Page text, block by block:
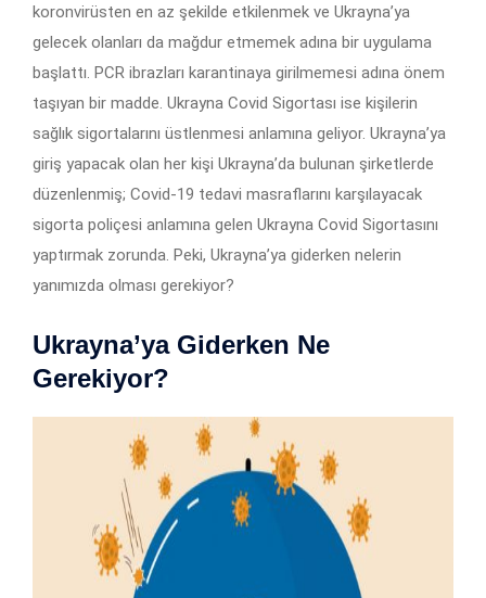
koronvirüsten en az şekilde etkilenmek ve Ukrayna’ya
gelecek olanları da mağdur etmemek adına bir uygulama
başlattı. PCR ibrazları karantinaya girilmemesi adına önem
taşıyan bir madde. Ukrayna Covid Sigortası ise kişilerin
sağlık sigortalarını üstlenmesi anlamına geliyor. Ukrayna’ya
giriş yapacak olan her kişi Ukrayna’da bulunan şirketlerde
düzenlenmiş; Covid-19 tedavi masraflarını karşılayacak
sigorta poliçesi anlamına gelen Ukrayna Covid Sigortasını
yaptırmak zorunda. Peki, Ukrayna’ya giderken nelerin
yanımızda olması gerekiyor?
Ukrayna’ya Giderken Ne
Gerekiyor?